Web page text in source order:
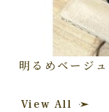
明るめベージ
View All